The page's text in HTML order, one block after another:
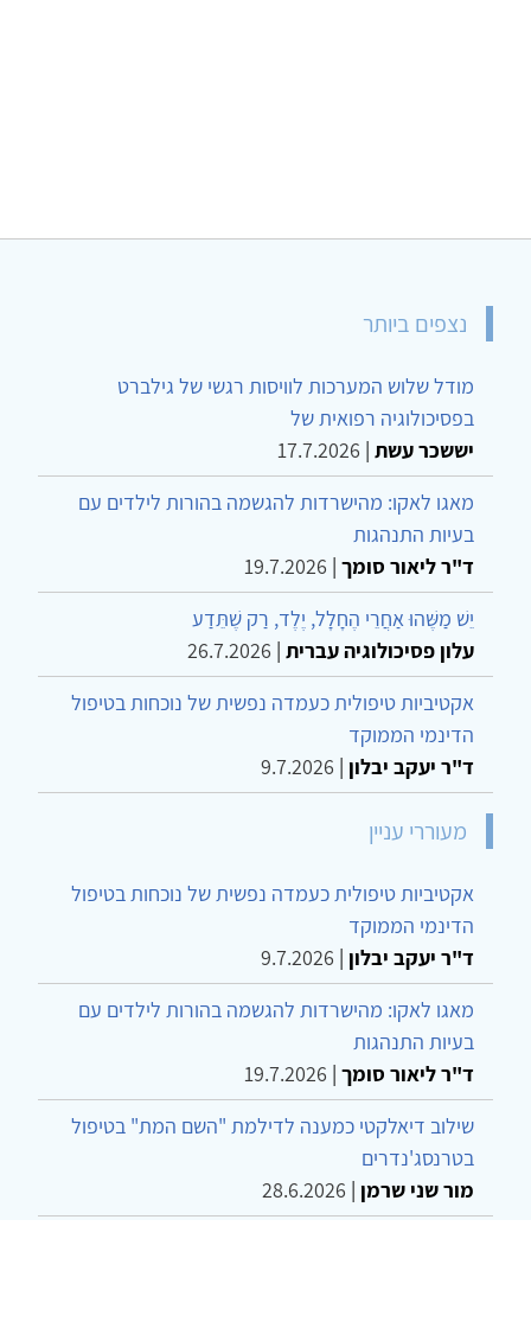
נצפים ביותר
מודל שלוש המערכות לוויסות רגשי של גילברט
בפסיכולוגיה רפואית של
יששכר עשת |
17.7.2026
מאגו לאקו: מהישרדות להגשמה בהורות לילדים עם
בעיות התנהגות
ד"ר ליאור סומך |
19.7.2026
יֵשׁ מַשֶּׁהוּ אַחֲרֵי הֶחָלָל, יֶלֶד, רַק שֶׁתֵּדַע
עלון פסיכולוגיה עברית |
26.7.2026
אקטיביות טיפולית כעמדה נפשית של נוכחות בטיפול
הדינמי הממוקד
ד"ר יעקב יבלון |
9.7.2026
מעוררי עניין
אקטיביות טיפולית כעמדה נפשית של נוכחות בטיפול
הדינמי הממוקד
ד"ר יעקב יבלון |
9.7.2026
מאגו לאקו: מהישרדות להגשמה בהורות לילדים עם
בעיות התנהגות
ד"ר ליאור סומך |
19.7.2026
שילוב דיאלקטי כמענה לדילמת "השם המת" בטיפול
בטרנסג'נדרים
מור שני שרמן |
28.6.2026